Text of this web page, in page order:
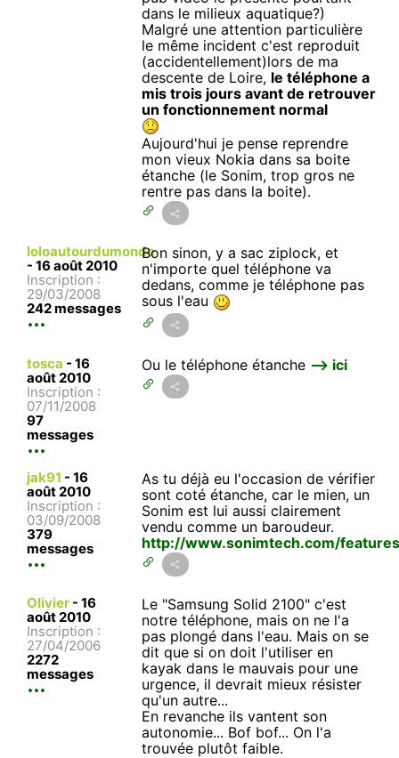
dans le milieux aquatique?)
Malgré une attention particulière
le même incident c'est reproduit
(accidentellement)lors de ma
descente de Loire, le téléphone a
mis trois jours avant de retrouver
un fonctionnement normal
Aujourd'hui je pense reprendre
mon vieux Nokia dans sa boite
étanche (le Sonim, trop gros ne
rentre pas dans la boite).
loloautourdumonde
- 16 août 2010
Inscription :
29/03/2008
242 messages
Bon sinon, y a sac ziplock, et
n'importe quel téléphone va
dedans, comme je téléphone pas
sous l'eau
tosca - 16
août 2010
Inscription :
07/11/2008
97
messages
Ou le téléphone étanche --> ici
jak91 - 16
août 2010
Inscription :
03/09/2008
379
messages
As tu déjà eu l'occasion de vérifier
sont coté étanche, car le mien, un
Sonim est lui aussi clairement
vendu comme un baroudeur.
http://www.sonimtech.com/
Olivier - 16
août 2010
Inscription :
27/04/2006
2272
messages
Le "Samsung Solid 2100" c'est
notre téléphone, mais on ne l'a
pas plongé dans l'eau. Mais on se
dit que si on doit l'utiliser en
kayak dans le mauvais pour une
urgence, il devrait mieux résister
qu'un autre...
En revanche ils vantent son
autonomie... Bof bof... On l'a
trouvée plutôt faible.